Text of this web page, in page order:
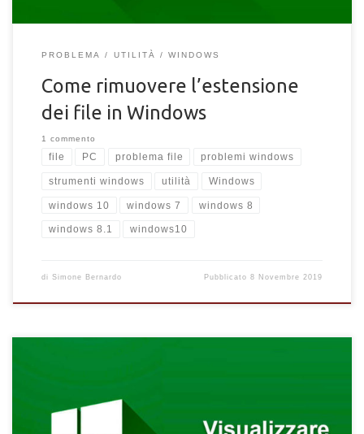
PROBLEMA UTILITÀ WINDOWS
Come rimuovere l’estensione
dei file in Windows
1 commento
file PC problema file problemi windows
strumenti windows utilità Windows
windows 10 windows 7 windows 8
windows 8.1 windows10
di Simone Bernardo Pubblicato8 Novembre 2019
Come visualizzare correttamente le estensioni dei file in